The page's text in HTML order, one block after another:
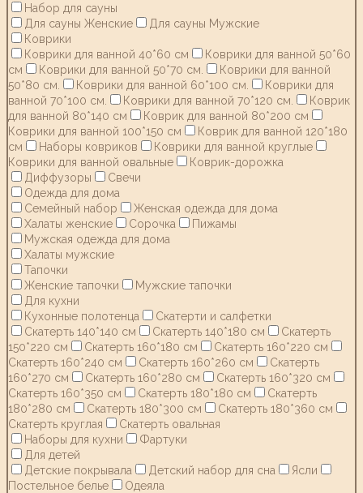
Набор для сауны
Для сауны Женские
Для сауны Мужские
Коврики
Коврики для ванной 40*60 см
Коврики для ванной 50*60
см
Коврики для ванной 50*70 см.
Коврики для ванной
50*80 см.
Коврики для ванной 60*100 см.
Коврики для
ванной 70*100 см.
Коврики для ванной 70*120 см.
Коврик
для ванной 80*140 см
Коврик для ванной 80*200 см
Коврики для ванной 100*150 см
Коврик для ванной 120*180
см
Наборы ковриков
Коврики для ванной круглые
Коврики для ванной овальные
Коврик-дорожка
Диффузоры
Свечи
Одежда для дома
Семейный набор
Женская одежда для дома
Халаты женские
Сорочка
Пижамы
Мужская одежда для дома
Халаты мужские
Тапочки
Женские тапочки
Мужские тапочки
Для кухни
Кухонные полотенца
Скатерти и салфетки
Скатерть 140*140 см
Скатерть 140*180 см
Скатерть
150*220 см
Скатерть 160*180 см
Скатерть 160*220 см
Скатерть 160*240 см
Скатерть 160*260 см
Скатерть
160*270 см
Скатерть 160*280 см
Скатерть 160*320 см
Скатерть 160*350 см
Скатерть 180*180 см
Скатерть
180*280 см
Скатерть 180*300 см
Скатерть 180*360 см
Скатерть круглая
Скатерть овальная
Наборы для кухни
Фартуки
Для детей
Детские покрывала
Детский набор для сна
Ясли
Постельное белье
Одеяла